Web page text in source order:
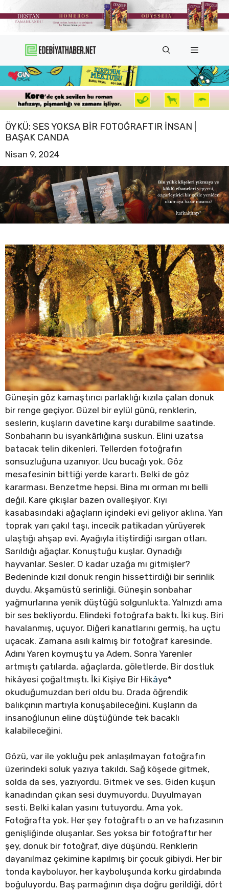
atla
Menü
ÖYKÜ: SES YOKSA BIR FOTOĞRAFTIR INSAN |
BAŞAK CANDA
Nisan 9, 2024
Güneşin göz kamaştırıcı parlaklığı kızıla çalan donuk
bir renge geçiyor. Güzel bir eylül günü, renklerin,
seslerin, kuşların davetine karşı durabilme saatinde.
Sonbaharın bu isyankârlığına suskun. Elini uzatsa
batacak telin dikenleri. Tellerden fotoğrafın
sonsuzluğuna uzanıyor. Ucu bucağı yok. Göz
mesafesinin bittiği yerde karartı. Belki de göz
kararması. Benzetme hepsi. Bina mı orman mı belli
değil. Kare çıkışlar bazen ovalleşiyor. Kıyı
kasabasındaki ağaçların içindeki evi geliyor aklına. Yarı
toprak yarı çakıl taşı, incecik patikadan yürüyerek
ulaştığı ahşap evi. Ayağıyla itiştirdiği ısırgan otları.
Sarıldığı ağaçlar. Konuştuğu kuşlar. Oynadığı
hayvanlar. Sesler. O kadar uzağa mı gitmişler?
Bedeninde kızıl donuk rengin hissettirdiği bir serinlik
duydu. Akşamüstü serinliği. Güneşin sonbahar
yağmurlarına yenik düştüğü solgunlukta. Yalnızdı ama
bir ses bekliyordu. Elindeki fotoğrafa baktı. İki kuş. Biri
havalanmış, uçuyor. Diğeri kanatlarını germiş, ha uçtu
uçacak. Zamana asılı kalmış bir fotoğraf karesinde.
Adını Yaren koymuştu ya Adem. Sonra Yarenler
artmıştı çatılarda, ağaçlarda, göletlerde. Bir dostluk
hikâyesi çoğaltmıştı. İki Kişiye Bir Hikâye*
okuduğumuzdan beri oldu bu. Orada öğrendik
balıkçının martıyla konuşabileceğini. Kuşların da
insanoğlunun eline düştüğünde tek bacaklı
kalabileceğini.
Gözü, var ile yokluğu pek anlaşılmayan fotoğrafın
üzerindeki soluk yazıya takıldı. Sağ köşede gitmek,
solda da ses, yazıyordu. Gitmek ve ses. Giden kuşun
kanadından çıkan sesi duymuyordu. Duyulmayan
sesti. Belki kalan yasını tutuyordu. Ama yok.
Fotoğrafta yok. Her şey fotoğraftı o an ve hafızasının
genişliğinde oluşanlar. Ses yoksa bir fotoğraftır her
şey, donuk bir fotoğraf, diye düşündü. Renklerin
dayanılmaz çekimine kapılmış bir çocuk gibiydi. Her bir
tonda kayboluyor, her kayboluşunda korku girdabında
boğuluyordu. Baş parmağının dışa doğru gerildiği, dört